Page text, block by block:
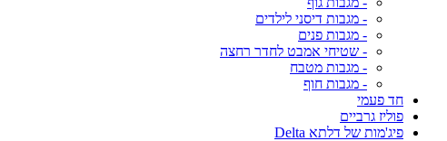
- מגבות דיסני לילדים
- מגבות פנים
- שטיחי אמבט לחדר רחצה
- מגבות מטבח
- מגבות חוף
חד פעמי
פוליז גרביים
פיג'מות של דלתא Delta